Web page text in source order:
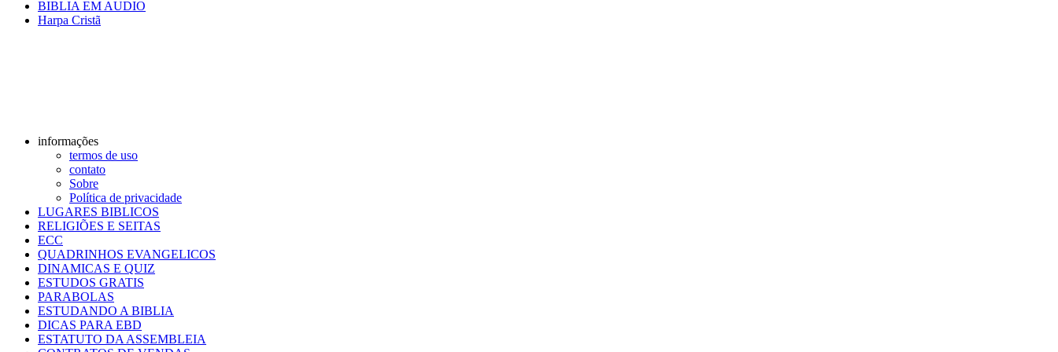
BIBLIA EM AUDIO
Harpa Cristã
informações
termos de uso
contato
Sobre
Política de privacidade
LUGARES BIBLICOS
RELIGIÕES E SEITAS
ECC
QUADRINHOS EVANGELICOS
DINAMICAS E QUIZ
ESTUDOS GRATIS
PARABOLAS
ESTUDANDO A BIBLIA
DICAS PARA EBD
ESTATUTO DA ASSEMBLEIA